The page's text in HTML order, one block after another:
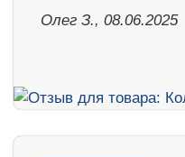
Олег З., 08.06.2025